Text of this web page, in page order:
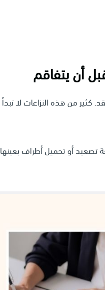
أن يتفاقم
كثير من هذه النزاعات لا تبدأ
تصعيد أو تحميل أطراف بعينها